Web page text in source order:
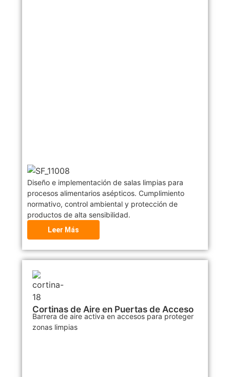
Diseño e implementación de salas limpias para
procesos alimentarios asépticos. Cumplimiento
normativo, control ambiental y protección de
productos de alta sensibilidad.
Leer Más
Cortinas de Aire en Puertas de Acceso
Barrera de aire activa en accesos para proteger
zonas limpias